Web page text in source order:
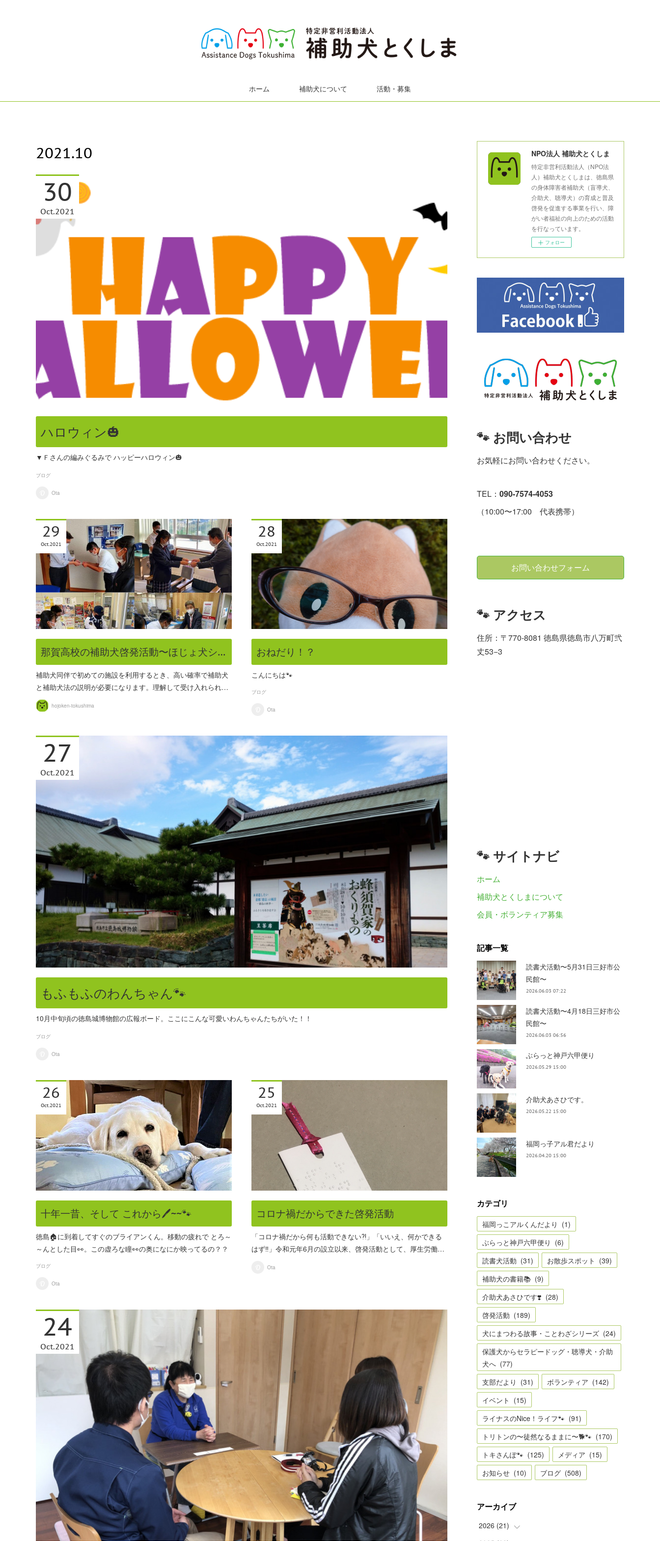
ホーム 補助犬について 活動・募集
2021.10
ハロウィン🎃
▼Ｆさんの編みぐるみで ハッピーハロウィン🎃
30
Oct 2021
ブログ
Ota
那賀高校の補助犬啓発活動〜ほじょ犬シ…
補助犬同伴で初めての施設を利用するとき、高い確率で補助犬
と補助犬法の説明が必要になります。理解して受け入れられ…
29
Oct2021
hojoken-tokushima
おねだり！？
こんにちは🐾
28
Oct2021
ブログ
Ota
もふもふのわんちゃん🐾
10月中旬頃の徳島城博物館の広報ボード。ここにこんな可愛いわんちゃんたちがいた！！
27
Oct 2021
ブログ
Ota
十年一昔、そして これから🖊~~🐾
徳島🏠に到着してすぐのブライアンくん。移動の疲れで とろ～
～んとした目👀。この虚ろな瞳👀の奥になにか映ってるの？？
26
Oct2021
ブログ
Ota
コロナ禍だからできた啓発活動
「コロナ禍だから何も活動できない⁈」「いいえ、何かできる
はず‼️」令和元年6月の設立以来、啓発活動として、厚生労働…
25
Oct2021
Ota
24
Oct 2021
NPO法人 補助犬とくしま
特定非営利活動法人（NPO法
人）補助犬とくしまは、徳島県
の身体障害者補助犬（盲導犬、
介助犬、聴導犬）の育成と普及
啓発を促進する事業を行い、障
がい者福祉の向上のための活動
を行なっています。
フォロー
🐾 お問い合わせ
お気軽にお問い合わせください。
TEL： 090-7574-4053
（10:00〜17:00 代表携帯）
お問い合わせフォーム
🐾 アクセス
住所：〒770-8081 徳島県徳島市八万町弐
丈53−3
🐾 サイトナビ
ホーム
補助犬とくしまについて
会員・ボランティア募集
記事一覧
読書犬活動〜5月31日三好市公
民館〜
2026.06.03 07:22
読書犬活動〜4月18日三好市公
民館〜
2026.06.03 06:56
ぶらっと神戸六甲便り
2026.05.29 15:00
介助犬あさひです。
2026.05.22 15:00
福岡っ子アル君だより
2026.04.20 15:00
カテゴリ
福岡っこアルくんだより (1)
ぶらっと神戸六甲便り (6)
読書犬活動 (31) お散歩スポット (39)
補助犬の書籍📚 (9)
介助犬あさひです❣️ (28)
啓発活動 (189)
犬にまつわる故事・ことわざシリーズ (24)
保護犬からセラピードッグ・聴導犬・介助
犬へ (77)
支部だより (31) ボランティア (142)
イベント (15)
ライナスのNice！ライフ🐾 (91)
トリトンの〜徒然なるままに〜🐕🐾 (170)
トキさんぽ🐾 (125) メディア (15)
お知らせ (10) ブログ (508)
アーカイブ
2026 (21)